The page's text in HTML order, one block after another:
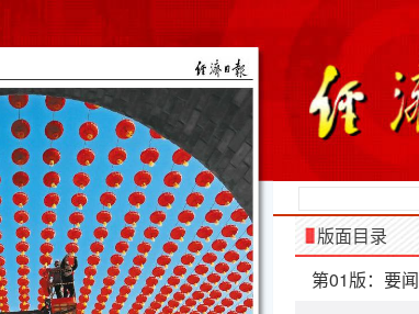
版面目录
第01版：要闻